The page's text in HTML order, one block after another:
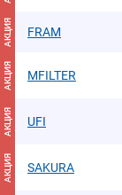
АКЦИЯ
FRAM
АКЦИЯ MFILTER
АКЦИЯ UFI
АКЦИЯ SAKURA